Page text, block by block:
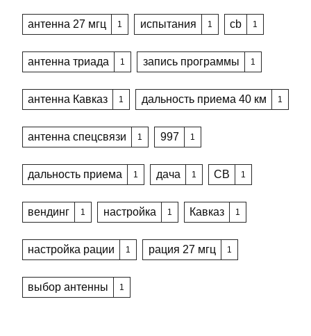
антенна 27 мгц 1 испытания 1 cb 1
антенна триада 1 запись программы 1
антенна Кавказ 1 дальность приема 40 км 1
антенна спецсвязи 1 997 1
дальность приема 1 дача 1 CB 1
вендинг 1 настройка 1 Кавказ 1
настройка рации 1 рация 27 мгц 1
выбор антенны 1